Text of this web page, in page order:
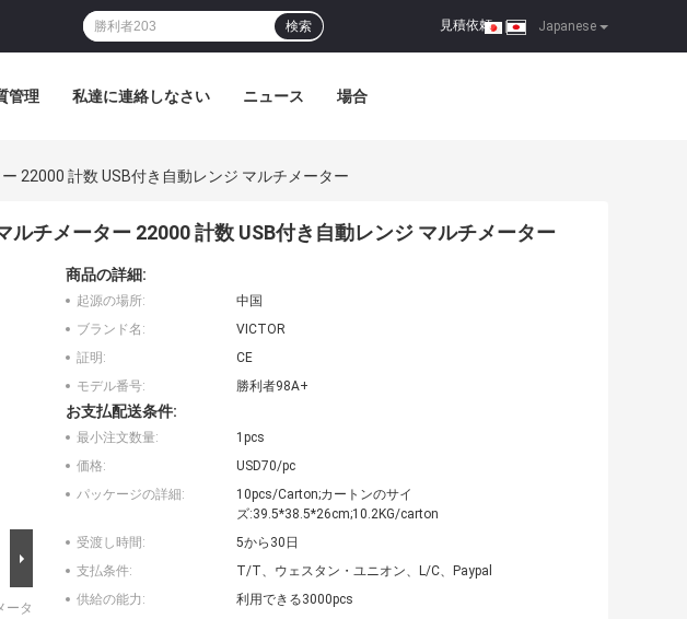
Japanese
見積依頼 |
検索
管理 私達に連絡しなさい ニュース 場合
22000 計数 USB付き自動レンジ マルチメーター
ルチメーター 22000 計数 USB付き自動レンジ マルチメーター
ータ
商品の詳細:
起源の場所:
中国
ブランド名:
VICTOR
証明:
CE
モデル番号:
勝利者98A+
お支払配送条件:
最小注文数量:
1pcs
価格:
USD70/pc
パッケージの詳細:
10pcs/Carton;カートンのサイ
ズ:39.5*38.5*26cm;10.2KG/carton
受渡し時間:
5から30日
支払条件:
T/T、ウェスタン・ユニオン、L/C、Paypal
供給の能力:
利用できる3000pcs